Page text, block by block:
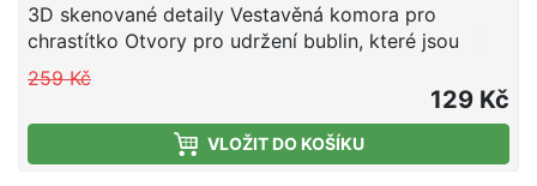
3D skenované detaily Vestavěná komora pro
chrastítko Otvory pro udržení bublin, které jsou
samovolně uvolňovány v hloubkách Bod k navázání
pro navijení z velkýh hloubek Dlouhotrvající svíticí
efekt na těle a chapadlech Vysoce odolná chapadla
z TPE materiálu Realistická / živá akce Široký záběr
při pomalém jigování Silný, pevný háček Kroužek pro
259 Kč
129 Kč
VLOŽIT DO KOŠÍKU